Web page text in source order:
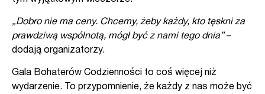
„Dobro nie ma ceny. Chcemy, żeby każdy, kto tęskni za
prawdziwą wspólnotą, mógł być z nami tego dnia”–
dodają organizatorzy.
Gala Bohaterów Codzienności to coś więcej niż
wydarzenie.
To przypomnienie, że każdy z nas może być